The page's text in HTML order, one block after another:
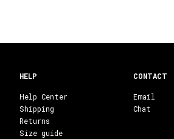
CONTACT
Email
Chat
HELP
Help Center
Shipping
Returns
Size guide